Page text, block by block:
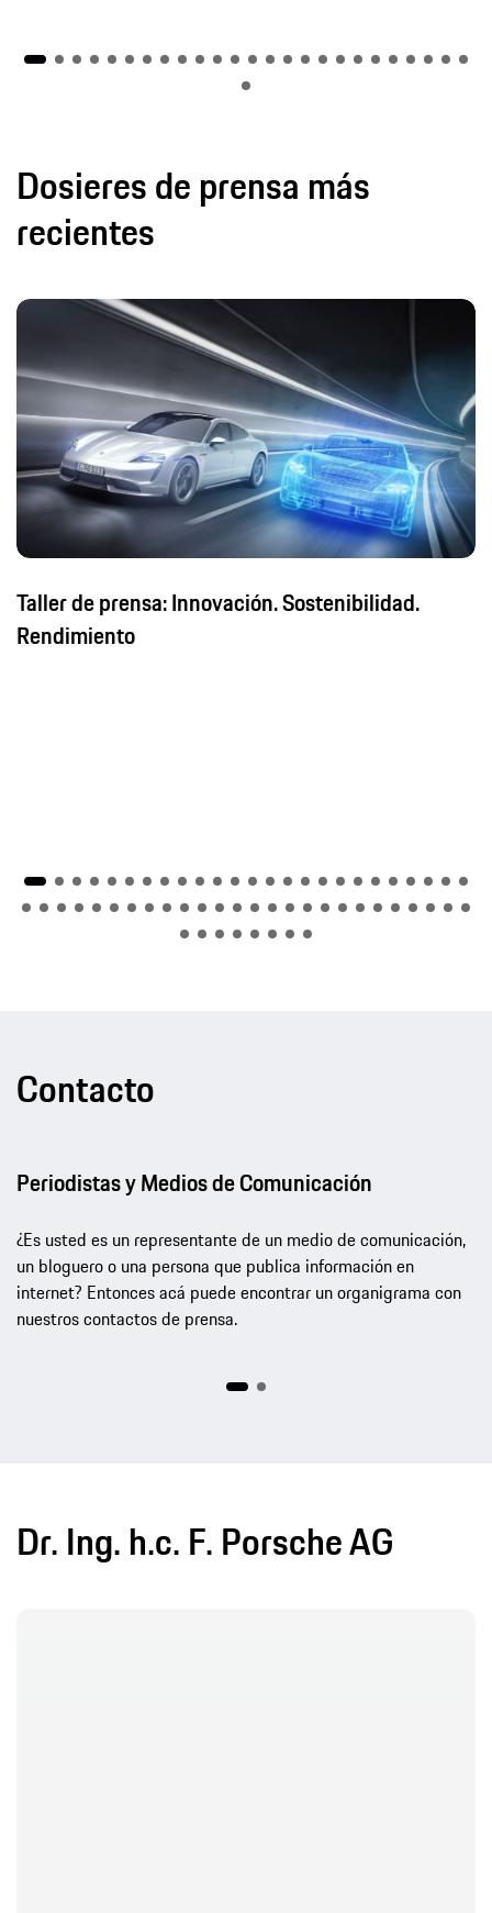
Dosieres de prensa más
recientes
Taller de prensa: Innovación. Sostenibilidad.
Rendimiento
Contacto
Periodistas y Medios de Comunicación
¿Es usted es un representante de un medio de comunicación,
un bloguero o una persona que publica información en
internet? Entonces acá puede encontrar un organigrama con
nuestros contactos de prensa.
Dr. Ing. h.c. F. Porsche AG